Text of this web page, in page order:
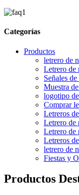
Categorías
Productos
letrero de
Letrero de
Señales de
Muestra
logotipo
Comprar
Letreros
Letrero de
Letrero de
Letreros
letrero de
Fiestas y
Productos